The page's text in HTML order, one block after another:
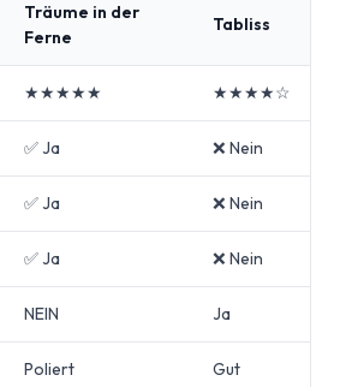
Träume in der
Ferne
Tabliss
★★★★★ ★★★★☆
✅ Ja ❌ Nein
✅ Ja ❌ Nein
✅ Ja ❌ Nein
NEIN Ja
Poliert Gut